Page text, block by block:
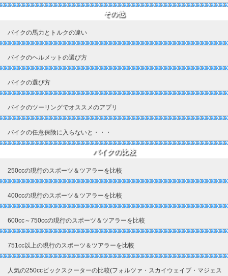
その他
バイクの馬力とトルクの違い
バイクのヘルメットの選び方
バイクの選び方
バイクのツーリングでオススメのアプリ
バイクの任意保険に入らないと・・・
バイクの比較
250ccの現行のスポーツ＆ツアラーを比較
400ccの現行のスポーツ＆ツアラーを比較
600cc～750ccの現行のスポーツ＆ツアラーを比較
751cc以上の現行のスポーツ＆ツアラーを比較
人気の250ccビックスクーターの比較(フォルツァ・スカイウェイブ・マジェス